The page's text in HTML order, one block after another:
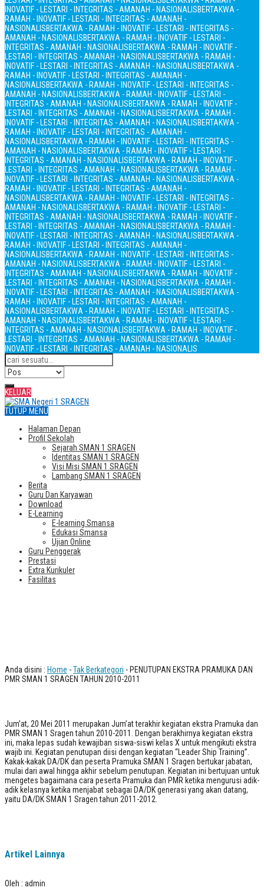
INOVATIF - LESTARI - INTEGRITAS - AMANAH - NASIONALISBERTAKWA -
RAMAH - INOVATIF - LESTARI - INTEGRITAS - AMANAH -
NASIONALISBERTAKWA - RAMAH - INOVATIF - LESTARI - INTEGRITAS -
AMANAH - NASIONALISBERTAKWA - RAMAH - INOVATIF - LESTARI -
INTEGRITAS - AMANAH - NASIONALISBERTAKWA - RAMAH - INOVATIF -
LESTARI - INTEGRITAS - AMANAH - NASIONALISBERTAKWA - RAMAH -
INOVATIF - LESTARI - INTEGRITAS - AMANAH - NASIONALISBERTAKWA -
RAMAH - INOVATIF - LESTARI - INTEGRITAS - AMANAH -
NASIONALISBERTAKWA - RAMAH - INOVATIF - LESTARI - INTEGRITAS -
AMANAH - NASIONALISBERTAKWA - RAMAH - INOVATIF - LESTARI -
INTEGRITAS - AMANAH - NASIONALISBERTAKWA - RAMAH - INOVATIF -
LESTARI - INTEGRITAS - AMANAH - NASIONALISBERTAKWA - RAMAH -
INOVATIF - LESTARI - INTEGRITAS - AMANAH - NASIONALISBERTAKWA -
RAMAH - INOVATIF - LESTARI - INTEGRITAS - AMANAH -
NASIONALISBERTAKWA - RAMAH - INOVATIF - LESTARI - INTEGRITAS -
AMANAH - NASIONALISBERTAKWA - RAMAH - INOVATIF - LESTARI -
INTEGRITAS - AMANAH - NASIONALISBERTAKWA - RAMAH - INOVATIF -
LESTARI - INTEGRITAS - AMANAH - NASIONALISBERTAKWA - RAMAH -
INOVATIF - LESTARI - INTEGRITAS - AMANAH - NASIONALISBERTAKWA -
RAMAH - INOVATIF - LESTARI - INTEGRITAS - AMANAH -
NASIONALISBERTAKWA - RAMAH - INOVATIF - LESTARI - INTEGRITAS -
AMANAH - NASIONALISBERTAKWA - RAMAH - INOVATIF - LESTARI -
INTEGRITAS - AMANAH - NASIONALISBERTAKWA - RAMAH - INOVATIF -
LESTARI - INTEGRITAS - AMANAH - NASIONALISBERTAKWA - RAMAH -
INOVATIF - LESTARI - INTEGRITAS - AMANAH - NASIONALISBERTAKWA -
RAMAH - INOVATIF - LESTARI - INTEGRITAS - AMANAH -
NASIONALISBERTAKWA - RAMAH - INOVATIF - LESTARI - INTEGRITAS -
AMANAH - NASIONALISBERTAKWA - RAMAH - INOVATIF - LESTARI -
INTEGRITAS - AMANAH - NASIONALISBERTAKWA - RAMAH - INOVATIF -
LESTARI - INTEGRITAS - AMANAH - NASIONALISBERTAKWA - RAMAH -
INOVATIF - LESTARI - INTEGRITAS - AMANAH - NASIONALISBERTAKWA -
RAMAH - INOVATIF - LESTARI - INTEGRITAS - AMANAH -
NASIONALISBERTAKWA - RAMAH - INOVATIF - LESTARI - INTEGRITAS -
AMANAH - NASIONALISBERTAKWA - RAMAH - INOVATIF - LESTARI -
INTEGRITAS - AMANAH - NASIONALISBERTAKWA - RAMAH - INOVATIF -
LESTARI - INTEGRITAS - AMANAH - NASIONALISBERTAKWA - RAMAH -
INOVATIF - LESTARI - INTEGRITAS - AMANAH - NASIONALIS
KELUAR
TUTUP MENU
Halaman Depan
Profil Sekolah
Sejarah SMAN 1 SRAGEN
Identitas SMAN 1 SRAGEN
Visi Misi SMAN 1 SRAGEN
Lambang SMAN 1 SRAGEN
Berita
Guru Dan Karyawan
Download
E-Learning
E-learning Smansa
Edukasi Smansa
Ujian Online
Guru Penggerak
Prestasi
Extra Kurikuler
Fasilitas
Anda disini : Home -Tak Berkategori - PENUTUPAN EKSTRA PRAMUKA DAN
PMR SMAN 1 SRAGEN TAHUN 2010-2011
Jum’at, 20 Mei 2011 merupakan Jum’at terakhir kegiatan ekstra Pramuka dan
PMR SMAN 1 Sragen tahun 2010-2011. Dengan berakhirnya kegiatan ekstra
ini, maka lepas sudah kewajiban siswa-siswi kelas X untuk mengikuti ekstra
wajib ini. Kegiatan penutupan diisi dengan kegiatan “Leader Ship Training”.
Kakak-kakak DA/DK dan peserta Pramuka SMAN 1 Sragen bertukar jabatan,
mulai dari awal hingga akhir sebelum penutupan. Kegiatan ini bertujuan untuk
mengetes bagaimana cara peserta Pramuka dan PMR ketika mengurusi adik-
adik kelasnya ketika menjabat sebagai DA/DK generasi yang akan datang,
yaitu DA/DK SMAN 1 Sragen tahun 2011-2012.
Artikel Lainnya
Oleh : admin